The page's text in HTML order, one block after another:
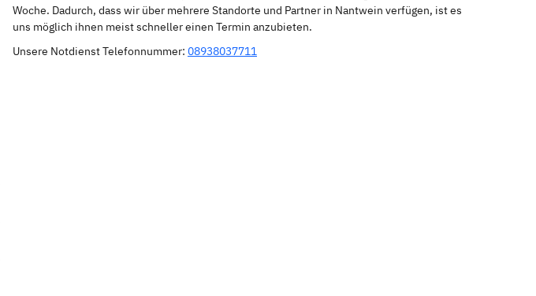
Woche. Dadurch, dass wir über mehrere Standorte und Partner in Nantwein verfügen, ist es
uns möglich ihnen meist schneller einen Termin anzubieten.
Unsere Notdienst Telefonnummer: 08938037711